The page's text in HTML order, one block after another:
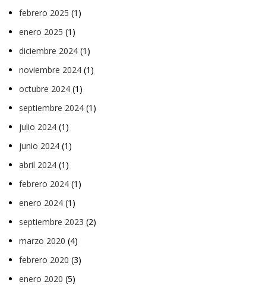
febrero 2025 (1)
enero 2025 (1)
diciembre 2024 (1)
noviembre 2024 (1)
octubre 2024 (1)
septiembre 2024 (1)
julio 2024 (1)
junio 2024 (1)
abril 2024 (1)
febrero 2024 (1)
enero 2024 (1)
septiembre 2023 (2)
marzo 2020 (4)
febrero 2020 (3)
enero 2020 (5)